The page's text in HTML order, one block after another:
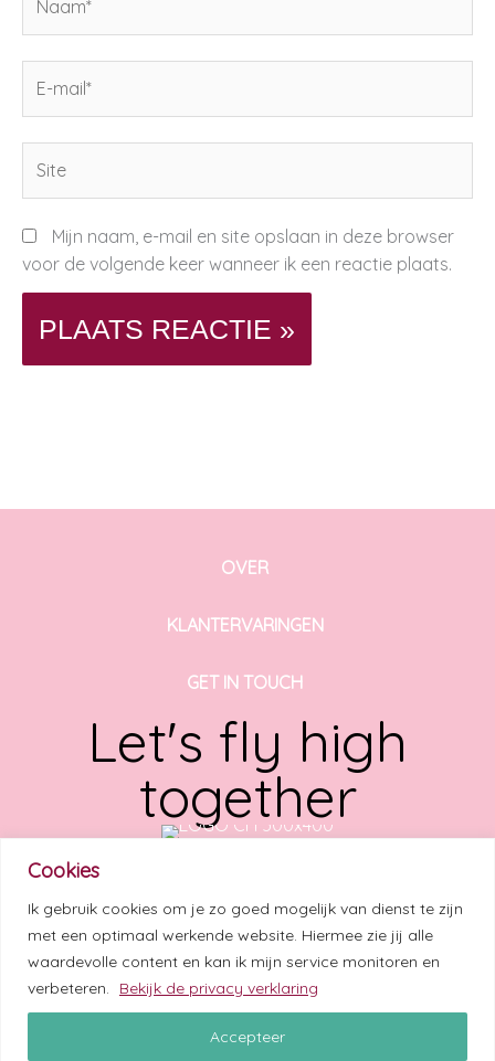
Cookies
Ik gebruik cookies om je zo goed mogelijk van dienst te zijn
met een optimaal werkende website. Hiermee zie jij alle
waardevolle content en kan ik mijn service monitoren en
verbeteren.
Bekijk de privacy verklaring
Accepteer
mail*
Mijn naam, e-mail en site opslaan in deze browser
voor de volgende keer wanneer ik een reactie plaats.
OVER
KLANTERVARINGEN
GET IN TOUCH
Let's fly high
together
LUISTER HIER MIJN LAATSTE SOUL IN BUSINESS
PODCAST